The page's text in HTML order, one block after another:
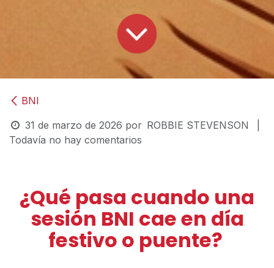
BNI
31 de marzo de 2026 por ROBBIE STEVENSON
Todavía no hay comentarios
¿Qué pasa cuando una
sesión BNI cae en día
festivo o puente?